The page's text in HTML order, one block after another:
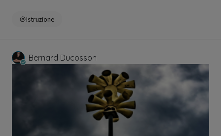
Istruzione
Bernard Ducosson